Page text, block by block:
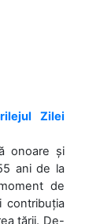
Zilei
onoare și
ani de la
de
contribuția
țării. De-